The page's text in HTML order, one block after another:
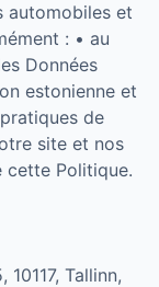
automobiles et
: • au
Données
estonienne et
de
site et nos
cette Politique.
Tallinn,